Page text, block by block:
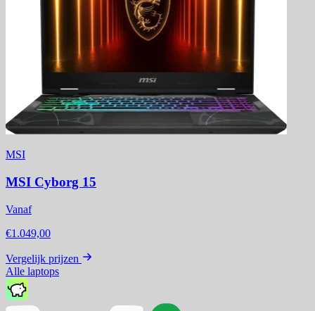
MSI
MSI Cyborg 15
Vanaf
€1.049,00
Vergelijk prijzen
Alle laptops